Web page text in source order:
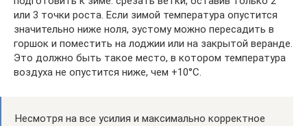
или 3 точки роста. Если зимой температура опустится
значительно ниже ноля, эустому можно пересадить в
горшок и поместить на лоджии или на закрытой веранде.
Это должно быть такое место, в котором температура
воздуха не опустится ниже, чем +10°С.
Несмотря на все усилия и максимально корректное